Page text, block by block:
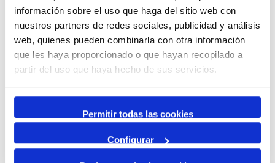
información sobre el uso que haga del sitio web con
nuestros partners de redes sociales, publicidad y análisis
web, quienes pueden combinarla con otra información
que les haya proporcionado o que hayan recopilado a
partir del uso que haya hecho de sus servicios.
Permitir todas las cookies
Configurar
Mensual
Ir al mes específico
Día Anterior
Siguiente Día